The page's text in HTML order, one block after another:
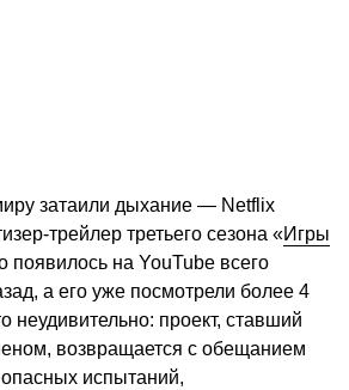
затаили дыхание — Netflix
трейлер третьего сезона «Игры
появилось на YouTube всего
а его уже посмотрели более 4
неудивительно: проект, ставший
возвращается с обещанием
испытаний,